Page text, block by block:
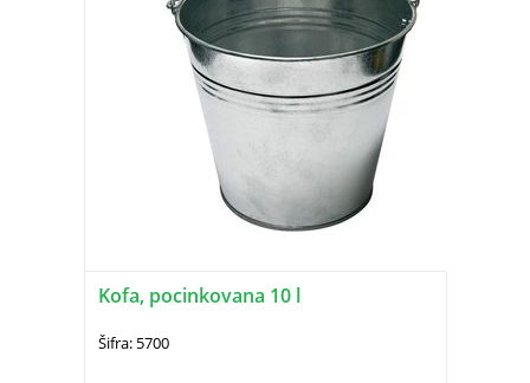
Kofa, pocinkovana 10 l
Šifra: 5700